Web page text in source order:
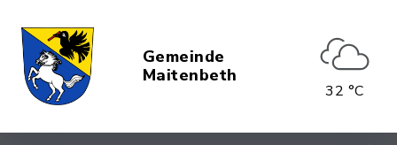
Gemeinde
Maitenbeth
32 °C